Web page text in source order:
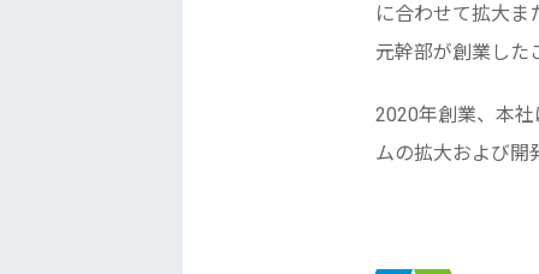
に合わせて拡大ま
元幹部が創業した
2020年創業、本
ムの拡大および開